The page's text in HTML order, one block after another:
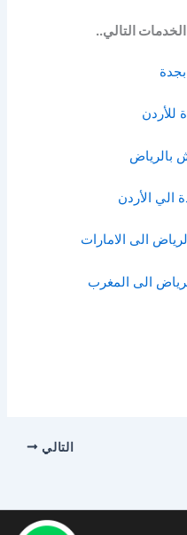
التالي..
بالرياض
الأردن
الى الامارات
الى المغرب
التالي